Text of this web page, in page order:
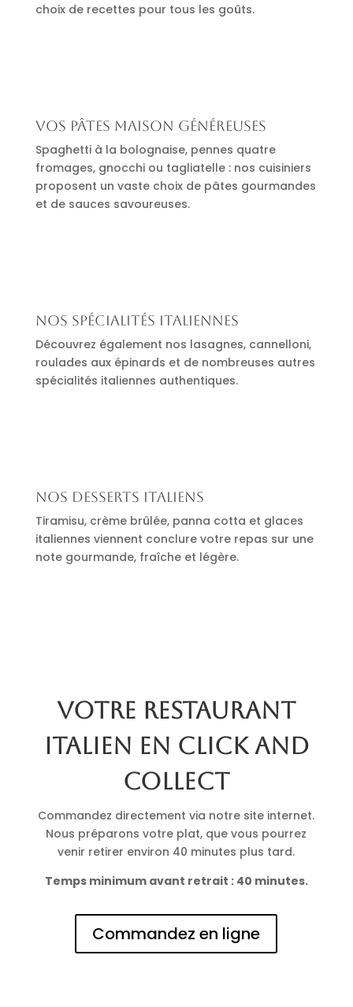
choix de recettes pour tous les goûts.
Vos pâtes maison généreuses
Spaghetti à la bolognaise, pennes quatre
fromages, gnocchi ou tagliatelle : nos cuisiniers
proposent un vaste choix de pâtes gourmandes
et de sauces savoureuses.
Nos spécialités italiennes
Découvrez également nos lasagnes, cannelloni,
roulades aux épinards et de nombreuses autres
spécialités italiennes authentiques.
Nos desserts italiens
Tiramisu, crème brûlée, panna cotta et glaces
italiennes viennent conclure votre repas sur une
note gourmande, fraîche et légère.
Votre restaurant
italien en click and
collect
Commandez directement via notre site internet.
Nous préparons votre plat, que vous pourrez
venir retirer environ 40 minutes plus tard.
Temps minimum avant retrait : 40 minutes.
Commandez en ligne